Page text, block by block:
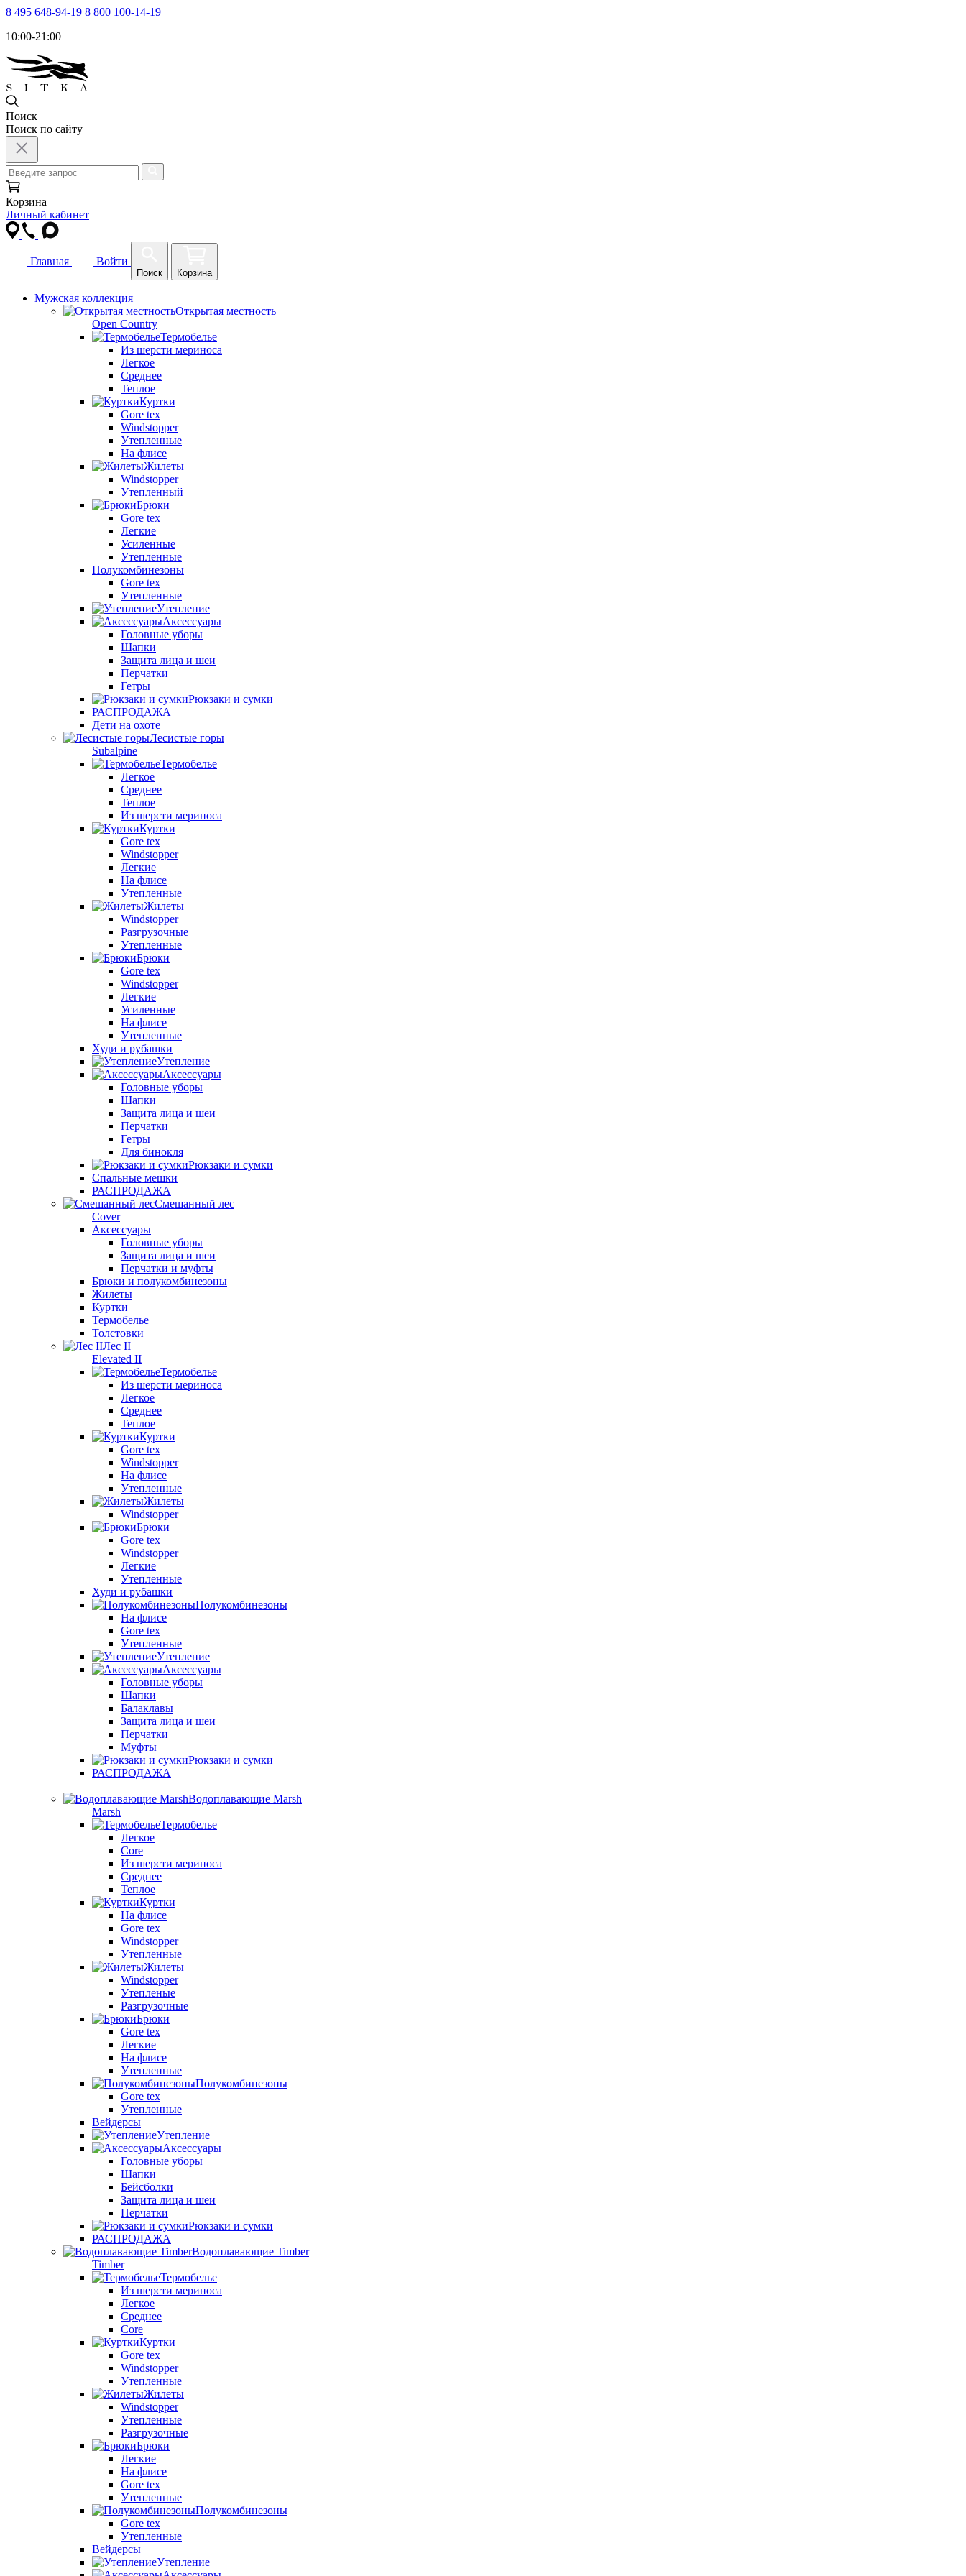
8 495 648-94-19 8 800 100-14-19
10:00-21:00
Поиск
Поиск по сайту
Корзина
Личный кабинет
Главная Войти
Поиск Корзина
Мужская коллекция
Открытая местность
Open Country
Термобелье
Из шерсти мериноса
Легкое
Среднее
Теплое
Куртки
Gore tex
Windstopper
Утепленные
На флисе
Жилеты
Windstopper
Утепленный
Брюки
Gore tex
Легкие
Усиленные
Утепленные
Полукомбинезоны
Gore tex
Утепленные
Утепление
Аксессуары
Головные уборы
Шапки
Защита лица и шеи
Перчатки
Гетры
Рюкзаки и сумки
РАСПРОДАЖА
Дети на охоте
Лесистые горы
Subalpine
Термобелье
Легкое
Среднее
Теплое
Из шерсти мериноса
Куртки
Gore tex
Windstopper
Легкие
На флисе
Утепленные
Жилеты
Windstopper
Разгрузочные
Утепленные
Брюки
Gore tex
Windstopper
Легкие
Усиленные
На флисе
Утепленные
Худи и рубашки
Утепление
Аксессуары
Головные уборы
Шапки
Защита лица и шеи
Перчатки
Гетры
Для бинокля
Рюкзаки и сумки
Спальные мешки
РАСПРОДАЖА
Смешанный лес
Cover
Аксессуары
Головные уборы
Защита лица и шеи
Перчатки и муфты
Брюки и полукомбинезоны
Жилеты
Куртки
Термобелье
Толстовки
Лес II
Elevated II
Термобелье
Из шерсти мериноса
Легкое
Среднее
Теплое
Куртки
Gore tex
Windstopper
На флисе
Утепленные
Жилеты
Windstopper
Брюки
Gore tex
Windstopper
Легкие
Утепленные
Худи и рубашки
Полукомбинезоны
На флисе
Gore tex
Утепленные
Утепление
Аксессуары
Головные уборы
Шапки
Балаклавы
Защита лица и шеи
Перчатки
Муфты
Рюкзаки и сумки
РАСПРОДАЖА
Водоплавающие Marsh
Marsh
Термобелье
Легкое
Core
Из шерсти мериноса
Среднее
Теплое
Куртки
На флисе
Gore tex
Windstopper
Утепленные
Жилеты
Windstopper
Утепленые
Разгрузочные
Брюки
Gore tex
Легкие
На флисе
Утепленные
Полукомбинезоны
Gore tex
Утепленные
Вейдерсы
Утепление
Аксессуары
Головные уборы
Шапки
Бейсболки
Защита лица и шеи
Перчатки
Рюкзаки и сумки
РАСПРОДАЖА
Водоплавающие Timber
Timber
Термобелье
Из шерсти мериноса
Легкое
Среднее
Core
Куртки
Gore tex
Windstopper
Утепленные
Жилеты
Windstopper
Утепленные
Разгрузочные
Брюки
Легкие
На флисе
Gore tex
Утепленные
Полукомбинезоны
Gore tex
Утепленные
Вейдерсы
Утепление